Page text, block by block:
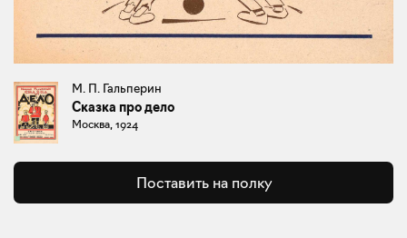
М. П. Гальперин
Сказка про дело
Москва, 1924
Поставить на полку